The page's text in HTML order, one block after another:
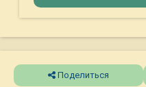
Поделиться